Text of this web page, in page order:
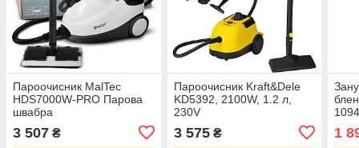
Пароочисник MalTec
HDS7000W-PRO Парова
швабра
3 507 ₴
Пароочисник Kraft&Dele
KD5392, 2100W, 1.2 л,
230V
3 575₴ 1